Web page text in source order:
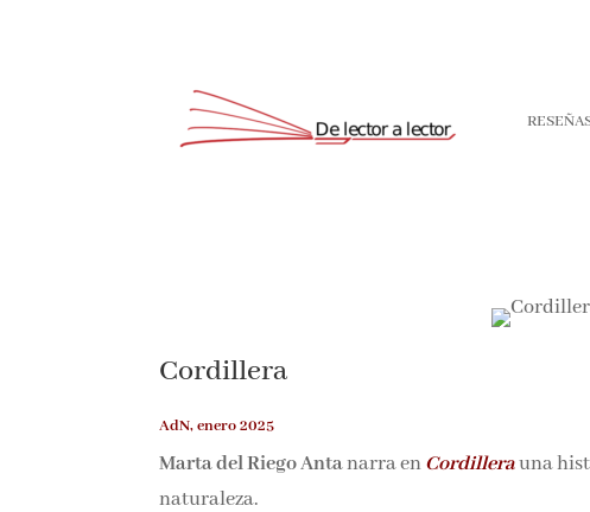
RESEÑAS
Cordillera
AdN, enero 2025
Marta del Riego Antanarra enCordillerauna
naturaleza.